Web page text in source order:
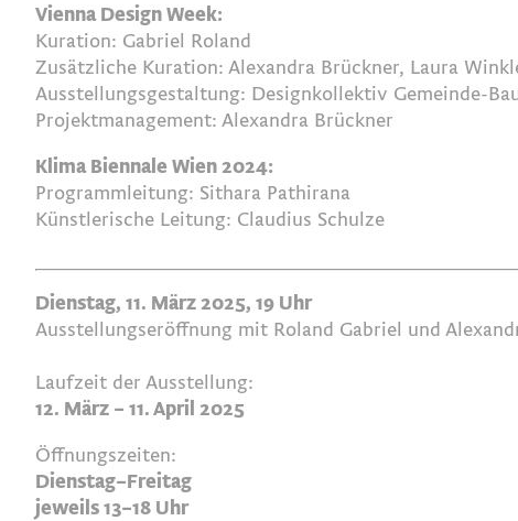
Vienna Design Week:
Kuration: Gabriel Roland
Zusätzliche Kuration: Alexandra Brückner, Laura
Ausstellungsgestaltung: Designkollektiv Gemeinde-
Projektmanagement: Alexandra Brückner
Klima Biennale Wien 2024:
Programmleitung: Sithara Pathirana
Künstlerische Leitung: Claudius Schulze
Dienstag, 11. März 2025, 19 Uhr
Ausstellungseröffnung mit Roland Gabriel und
Laufzeit der Ausstellung:
12. März – 11. April 2025
Öffnungszeiten:
Dienstag–Freitag
jeweils 13–18 Uhr